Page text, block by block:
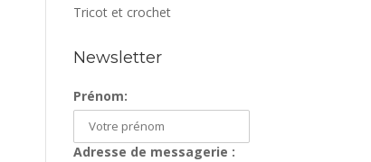
Tricot et crochet
Newsletter
Prénom:
Adresse de messagerie :